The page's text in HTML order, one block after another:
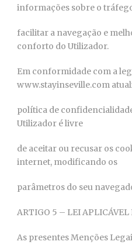
informações sobre o
facilitar a navegação e
conforto do Utilizador.
Em conformidade com a
www.stayinseville.com
política de
Utilizador é livre
de aceitar ou recusar os
internet, modificando os
parâmetros do seu
ARTIGO 5 – LEI APLICÁVEL
As presentes Menções